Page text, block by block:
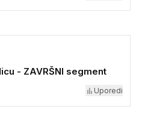
- ZAVRŠNI segment
Uporedi